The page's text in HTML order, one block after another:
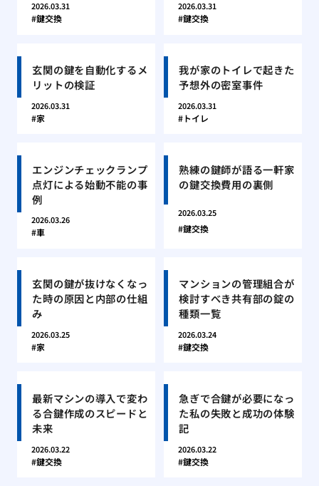
2026.03.31
鍵交換
2026.03.31
鍵交換
玄関の鍵を自動化するメ
リットの検証
2026.03.31
家
我が家のトイレで起きた
予想外の密室事件
2026.03.31
トイレ
エンジンチェックランプ
点灯による始動不能の事
例
2026.03.26
車
熟練の鍵師が語る一軒家
の鍵交換費用の裏側
2026.03.25
鍵交換
玄関の鍵が抜けなくなっ
た時の原因と内部の仕組
み
2026.03.25
家
マンションの管理組合が
検討すべき共有部の錠の
種類一覧
2026.03.24
鍵交換
最新マシンの導入で変わ
る合鍵作成のスピードと
未来
2026.03.22
鍵交換
急ぎで合鍵が必要になっ
た私の失敗と成功の体験
記
2026.03.22
鍵交換